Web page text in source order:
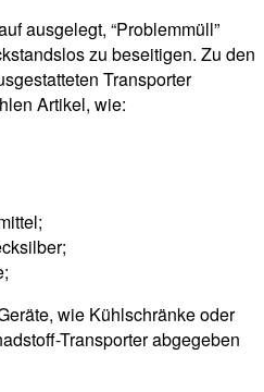
ausgelegt, “Problemmüll”
zu beseitigen. Zu den
Transporter
Artikel, wie:
wie Kühlschränke oder
Transporter abgegeben